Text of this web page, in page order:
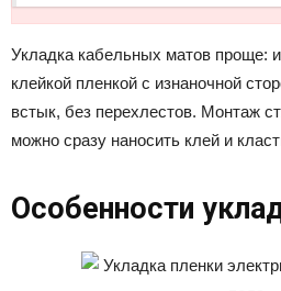
Укладка кабельных матов проще:
клейкой пленкой с изнаночной
встык, без перехлестов. Монтаж
можно сразу наносить клей и
Особенности